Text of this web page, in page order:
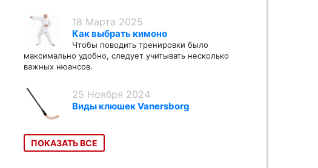
18 Марта 2025
Как выбрать кимоно
Чтобы поводить тренировки было
максимально удобно, следует учитывать несколько
важных нюансов.
25 Ноября 2024
Виды клюшек Vanersborg
ПОКАЗАТЬ ВСЕ